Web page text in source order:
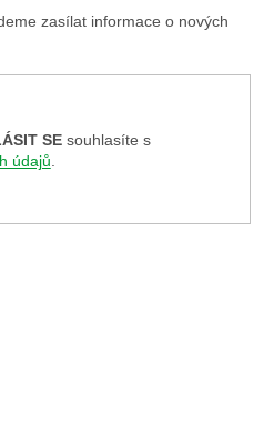
zasílat informace o nových
SEsouhlasíte s
údajů